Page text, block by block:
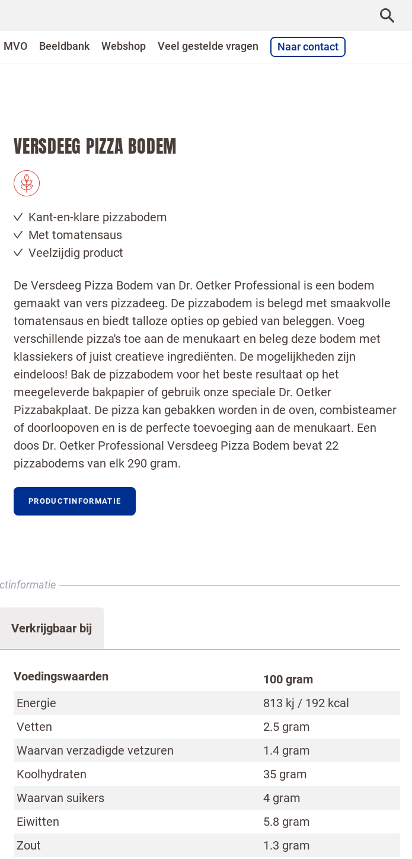
MVO Beeldbank Webshop Veel gestelde vragen Naar contact
VERSDEEG PIZZA BODEM
Kant-en-klare pizzabodem
Met tomatensaus
Veelzijdig product
De Versdeeg Pizza Bodem van Dr. Oetker Professional is een bodem
gemaakt van vers pizzadeeg. De pizzabodem is belegd met smaakvolle
tomatensaus en biedt talloze opties op gebied van beleggen. Voeg
verschillende pizza's toe aan de menukaart en beleg deze bodem met
klassiekers of juist creatieve ingrediënten. De mogelijkheden zijn
eindeloos! Bak de pizzabodem voor het beste resultaat op het
meegeleverde bakpapier of gebruik onze speciale Dr. Oetker
Pizzabakplaat. De pizza kan gebakken worden in de oven, combisteamer
of doorloopoven en is de perfecte toevoeging aan de menukaart. Een
doos Dr. Oetker Professional Versdeeg Pizza Bodem bevat 22
pizzabodems van elk 290 gram.
PRODUCTINFORMATIE
Verkrijgbaar bij
Voedingswaarden
100 gram
Energie
813 kj / 192 kcal
Vetten
2.5 gram
Waarvan verzadigde vetzuren
1.4 gram
Koolhydraten
35 gram
Waarvan suikers
4 gram
Eiwitten
5.8 gram
Zout
1.3 gram
de afbeelding van de